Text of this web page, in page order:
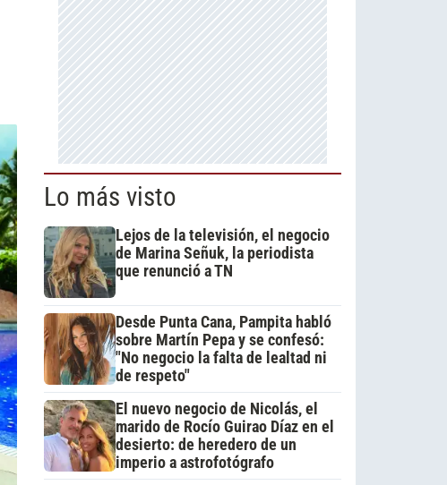
Lo más visto
Lejos de la televisión, el negocio
de Marina Señuk, la periodista
que renunció a TN
Desde Punta Cana, Pampita habló
sobre Martín Pepa y se confesó:
"No negocio la falta de lealtad ni
de respeto"
El nuevo negocio de Nicolás, el
marido de Rocío Guirao Díaz en el
desierto: de heredero de un
imperio a astrofotógrafo